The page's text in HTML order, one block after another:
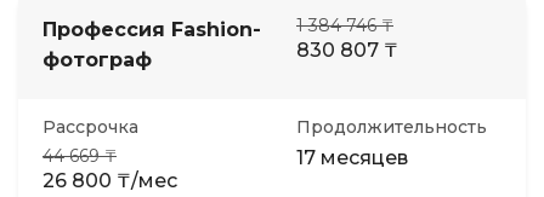
Профессия Fashion-
фотограф
1 384 746 ₸
830 807 ₸
Рассрочка
44 669 ₸
26 800 ₸/мес
Продолжительность
17 месяцев